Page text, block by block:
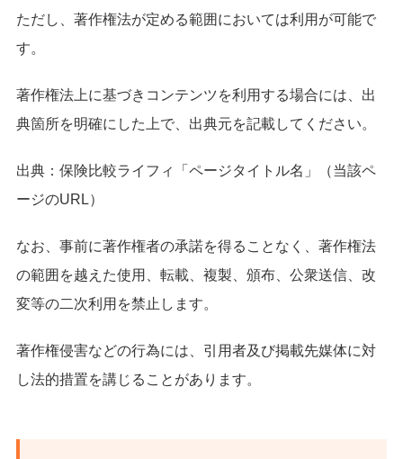
ただし、著作権法が定める範囲においては利用が可能で
す。
著作権法上に基づきコンテンツを利用する場合には、出
典箇所を明確にした上で、出典元を記載してください。
出典：保険比較ライフィ「ページタイトル名」（当該ペ
ージのURL）
なお、事前に著作権者の承諾を得ることなく、著作権法
の範囲を越えた使用、転載、複製、頒布、公衆送信、改
変等の二次利用を禁止します。
著作権侵害などの行為には、引用者及び掲載先媒体に対
し法的措置を講じることがあります。